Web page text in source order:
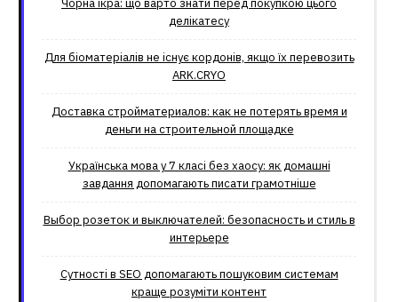
Чорна ікра: що варто знати перед покупкою цього
делікатесу
Для біоматеріалів не існує кордонів, якщо їх перевозить
ARK.CRYO
Доставка стройматериалов: как не потерять время и
деньги на строительной площадке
Українська мова у 7 класі без хаосу: як домашні
завдання допомагають писати грамотніше
Выбор розеток и выключателей: безопасность и стиль в
интерьере
Сутності в SEO допомагають пошуковим системам
краще розуміти контент